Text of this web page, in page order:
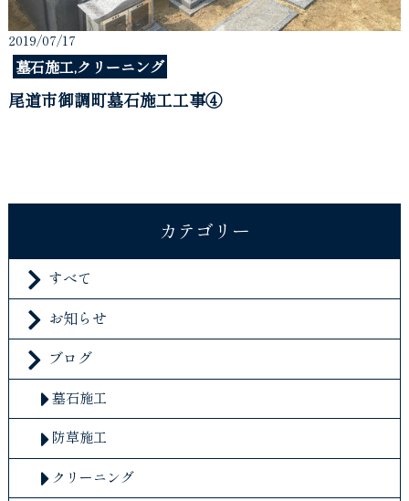
2019/07/17
墓石施工,クリーニング
尾道市御調町墓石施工工事④
カテゴリー
すべて
お知らせ
ブログ
墓石施工
防草施工
クリーニング